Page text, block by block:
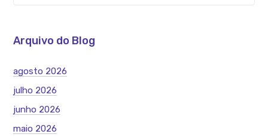
Arquivo do Blog
agosto 2026
julho 2026
junho 2026
maio 2026